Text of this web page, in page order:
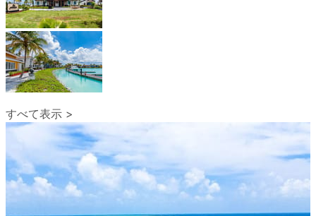
すべて表示 >